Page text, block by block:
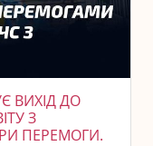
ВИХІД ДО
З
ПЕРЕМОГИ.